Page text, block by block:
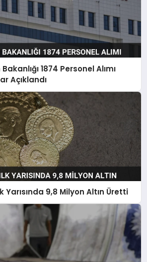
1874 Personel Alımı
Açıklandı
Yarısında 9,8 Milyon Altın Üretti